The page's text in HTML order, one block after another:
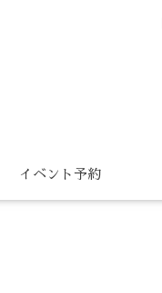
イベント予約